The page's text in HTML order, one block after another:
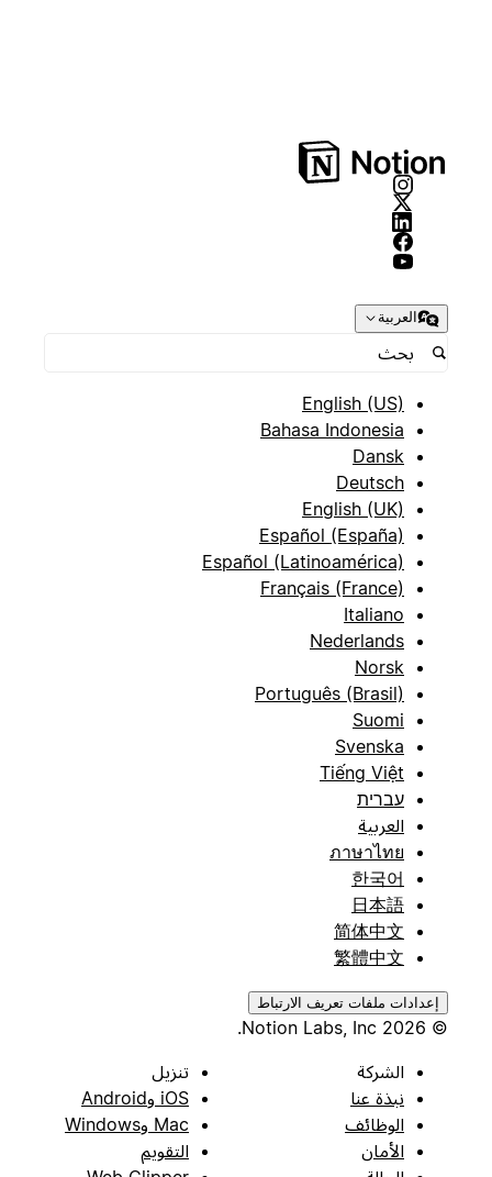
العربية
English (US)
Bahasa Indonesia
Dansk
Deutsch
English (UK)
Español (España)
Español (Latinoamérica)
Français (France)
Italiano
Nederlands
Norsk
Português (Brasil)
Suomi
Svenska
Tiếng Việt
עברית
العربية
ภาษาไทย
한국어
日本語
简体中文
繁體中文
إعدادات ملفات تعريف الارتباط
© 2026 Notion Labs, Inc.
الشركة
نبذة عنا
الوظائف
الأمان
تنزيل
iOS وAndroid
Mac وWindows
التقويم